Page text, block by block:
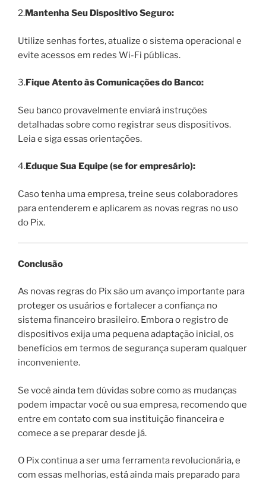
2.Mantenha Seu Dispositivo Seguro:
Utilize senhas fortes, atualize o sistema operacional e
evite acessos em redes Wi-Fi públicas.
3.Fique Atento às Comunicações do Banco:
Seu banco provavelmente enviará instruções
detalhadas sobre como registrar seus dispositivos.
Leia e siga essas orientações.
4.Eduque Sua Equipe (se for empresário):
Caso tenha uma empresa, treine seus colaboradores
para entenderem e aplicarem as novas regras no uso
do Pix.
Conclusão
As novas regras do Pix são um avanço importante para
proteger os usuários e fortalecer a confiança no
sistema financeiro brasileiro. Embora o registro de
dispositivos exija uma pequena adaptação inicial, os
benefícios em termos de segurança superam qualquer
inconveniente.
Se você ainda tem dúvidas sobre como as mudanças
podem impactar você ou sua empresa, recomendo que
entre em contato com sua instituição financeira e
comece a se preparar desde já.
O Pix continua a ser uma ferramenta revolucionária, e
com essas melhorias, está ainda mais preparado para